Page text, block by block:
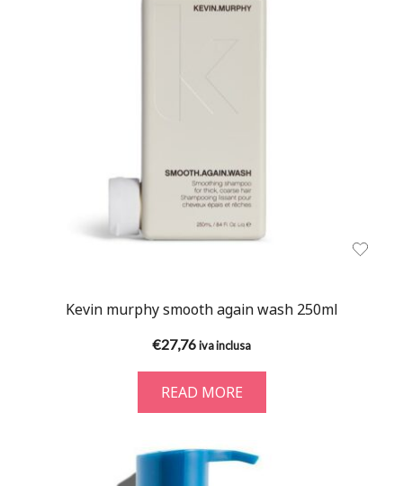
Kevin murphy smooth again wash 250ml
€27,76iva inclusa
READ MORE